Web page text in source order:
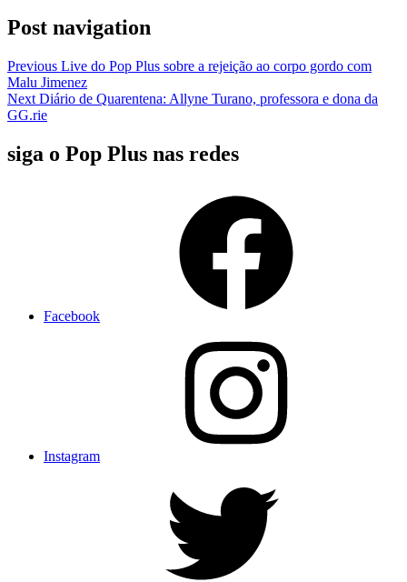
Post navigation
Previous Live do Pop Plus sobre a rejeição ao corpo gordo com
Malu Jimenez
Next Diário de Quarentena: Allyne Turano, professora e dona da
GG.rie
siga o Pop Plus nas redes
Facebook
Instagram